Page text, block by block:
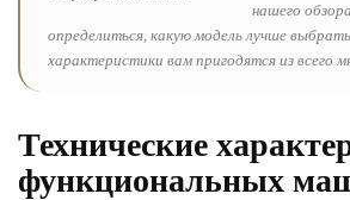
нашего
определиться, какую модель лучше
характеристики вам пригодятся из всего
Технические
функциональных